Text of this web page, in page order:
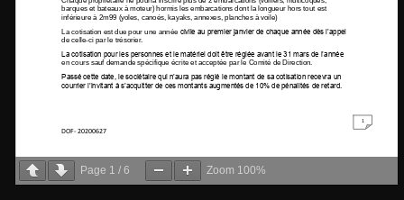
Page 1 / 6 Zoom 100%